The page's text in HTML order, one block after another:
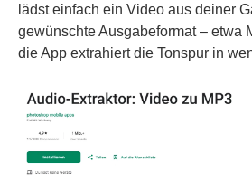
lädst einfach ein Video aus deiner
gewünschte Ausgabeformat – etwa
die App extrahiert die Tonspur in